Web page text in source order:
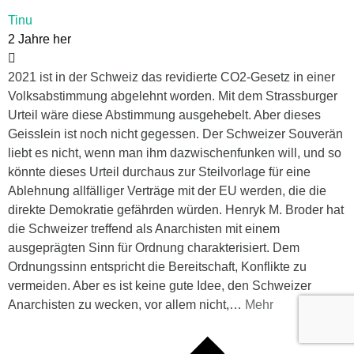
Tinu
2 Jahre her
2021 ist in der Schweiz das revidierte CO2-Gesetz in einer
Volksabstimmung abgelehnt worden. Mit dem Strassburger
Urteil wäre diese Abstimmung ausgehebelt. Aber dieses
Geisslein ist noch nicht gegessen. Der Schweizer Souverän
liebt es nicht, wenn man ihm dazwischenfunken will, und so
könnte dieses Urteil durchaus zur Steilvorlage für eine
Ablehnung allfälliger Verträge mit der EU werden, die die
direkte Demokratie gefährden würden. Henryk M. Broder hat
die Schweizer treffend als Anarchisten mit einem
ausgeprägten Sinn für Ordnung charakterisiert. Dem
Ordnungssinn entspricht die Bereitschaft, Konflikte zu
vermeiden. Aber es ist keine gute Idee, den Schweizer
Anarchisten zu wecken, vor allem nicht,… Mehr